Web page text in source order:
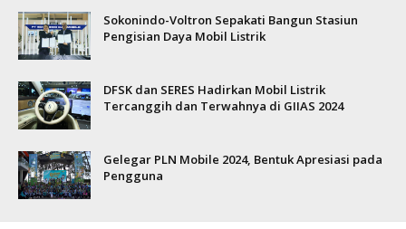
Sokonindo-Voltron Sepakati Bangun Stasiun
Pengisian Daya Mobil Listrik
DFSK dan SERES Hadirkan Mobil Listrik
Tercanggih dan Terwahnya di GIIAS 2024
Gelegar PLN Mobile 2024, Bentuk Apresiasi pada
Pengguna